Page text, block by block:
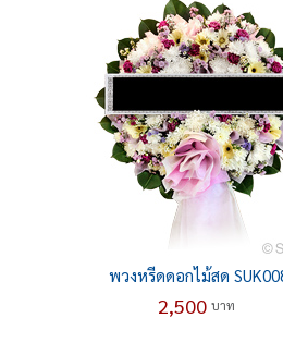
พวงหรีดดอกไม้สด
2,500บาท